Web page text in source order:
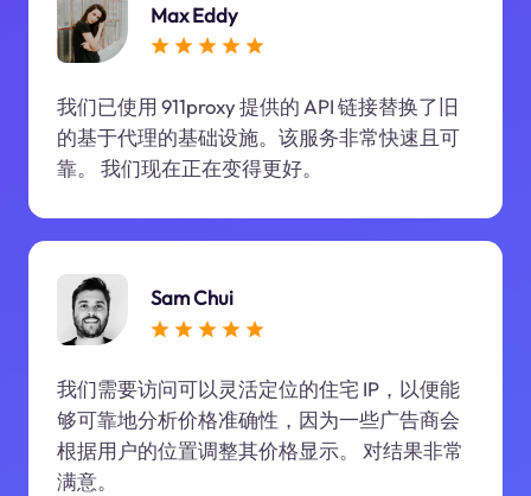
Max Eddy
我们已使用 911proxy 提供的 API 链接替换了旧
的基于代理的基础设施。该服务非常快速且可
靠。 我们现在正在变得更好。
Sam Chui
我们需要访问可以灵活定位的住宅 IP，以便能
够可靠地分析价格准确性，因为一些广告商会
根据用户的位置调整其价格显示。 对结果非常
满意。